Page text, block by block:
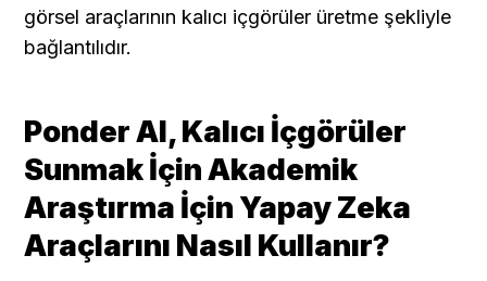
görsel araçlarının kalıcı içgörüler üretme şekliyle
bağlantılıdır.
Ponder AI, Kalıcı İçgörüler
Sunmak İçin Akademik
Araştırma İçin Yapay Zeka
Araçlarını Nasıl Kullanır?